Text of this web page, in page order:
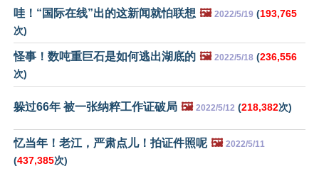
哇！“国际在线”出的这新闻就怕联想 🖼️ 2022/5/19 (193,765
次)
怪事！数吨重巨石是如何逃出湖底的 🖼️ 2022/5/18 (236,556
次)
躲过66年 被一张纳粹工作证破局 🖼️ 2022/5/12 (218,382次)
忆当年！老江，严肃点儿！拍证件照呢 🖼️ 2022/5/11
(437,385次)